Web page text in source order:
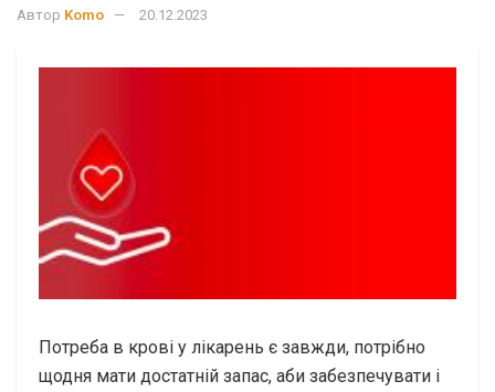
Автор Komo 20.12.2023
Потреба в крові у лікарень є завжди, потрібно
щодня мати достатній запас, аби забезпечувати і